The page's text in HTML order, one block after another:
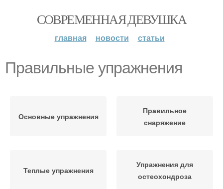
СОВРЕМЕННАЯ ДЕВУШКА
главная новости статьи
Правильные упражнения
Основные упражнения
Правильное
снаряжение
Теплые упражнения
Упражнения для
остеохондроза